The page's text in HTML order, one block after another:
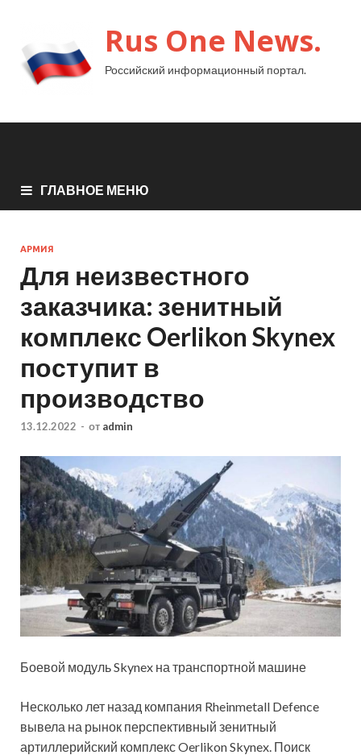
Rus One News.
Российский информационный портал.
ГЛАВНОЕ МЕНЮ
АРМИЯ
Для неизвестного
заказчика: зенитный
комплекс Oerlikon Skynex
поступит в
производство
13.12.2022 - от admin
Боевой модуль Skynex на транспортной машине
Несколько лет назад компания Rheinmetall Defence
вывела на рынок перспективный зенитный
артиллерийский комплекс Oerlikon Skynex. Поиск